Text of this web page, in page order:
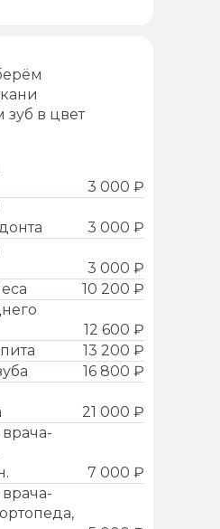
3 000 ₽
3 000 ₽
3 000 ₽
10 200 ₽
12 600 ₽
13 200 ₽
16 800 ₽
21 000 ₽
7 000 ₽
зуб в цвет